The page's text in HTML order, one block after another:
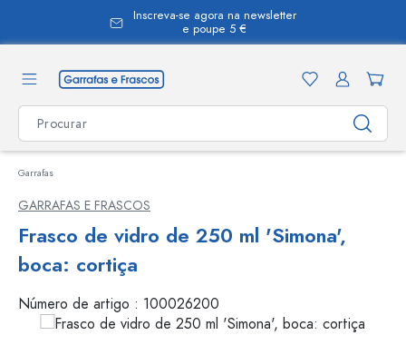
Inscreva-se agora na newsletter
e poupe 5 €
Garrafas
GARRAFAS E FRASCOS
Frasco de vidro de 250 ml 'Simona',
boca: cortiça
Número de artigo : 100026200